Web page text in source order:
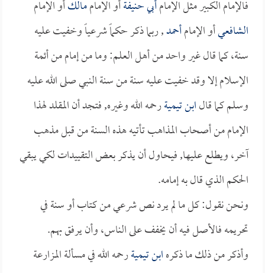
فالإمام الكبير مثل الإمامأبي حنيفةأو الإماممالكأو الإمام
الشافعيأو الإمامأحمد, ربما ذكر حكماً شرعياً وخفيت عليه
سنة، كما قال غير واحد من أهل العلم: وما من إمام من أئمة
الإسلام إلا وقد خفيت عليه سنة من سنة النبي صلى الله عليه
وسلم كما قالابن تيميةرحمه الله وغيره, فتجد أن المقلد لهذا
الإمام من أصحاب المذاهب تأتيه هذه السنة من قبل مذهب
آخر، ويطلع عليها, فيحاول أن يذكر بعض التقييدات لكي يبقي
الحكم الذي قال به إمامه.
ونحن نقول: كل ما لم يرد نص شرعي من كتاب أو سنة في
تحريمه فالأصل فيه أن يخفف على الناس، وأن يرفق بهم.
وأذكر من ذلك ما ذكرهابن تيميةرحمه الله في مسألة المزارعة